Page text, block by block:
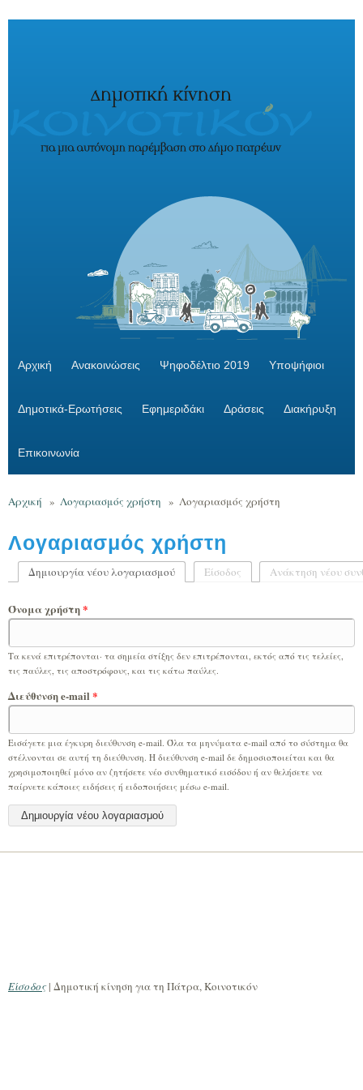
Αρχική Ανακοινώσεις Ψηφοδέλτιο 2019 Υποψήφιοι
Δημοτικά-Ερωτήσεις Εφημεριδάκι Δράσεις Διακήρυξη
Επικοινωνία
Αρχική » Λογαριασμός χρήστη » Λογαριασμός χρήστη
Λογαριασμός χρήστη
Δημιουργία νέου λογαριασμού (ενεργή καρτέλα)
Είσοδος Ανάκτηση νέου
Όνομα χρήστη*
Τα κενά επιτρέπονται· τα σημεία στίξης δεν επιτρέπονται, εκτός από τις τελείες,
τις παύλες, τις αποστρόφους, και τις κάτω παύλες.
Διεύθυνση e-mail *
Εισάγετε μια έγκυρη διεύθυνση e-mail. Όλα τα μηνύματα e-mail από το σύστημα θα
στέλνονται σε αυτή τη διεύθυνση. Η διεύθυνση e-mail δε δημοσιοποιείται και θα
χρησιμοποιηθεί μόνο αν ζητήσετε νέο συνθηματικό εισόδου ή αν θελήσετε να
παίρνετε κάποιες ειδήσεις ή ειδοποιήσεις μέσω e-mail.
Είσοδος| Δημοτική κίνηση για τη Πάτρα, Κοινοτικόν